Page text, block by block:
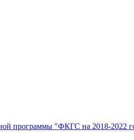
программы "ФКГС на 2018-2022